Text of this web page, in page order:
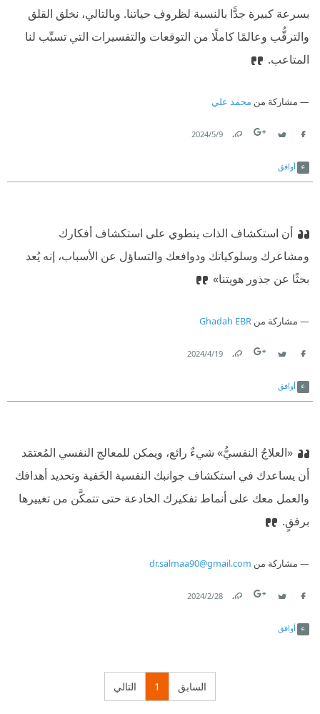
بسرعة كبيرة جدًّا بالنسبة لظروف حياتنا. وبالتالي، نخلق القلق
والترقُّب وعالمًا كاملًا من التوقعات والتفسيرات التي تسبِّب لنا
المتاعب.
مشاركة من محمد علي
9‏/5‏/2024
أوافق
أن استكشاف الذات ينطوي على استكشاف أفكارك
ومشاعرك وسلوكياتك ودوافعك والتساؤل عن الأسباب، إنه يُعد
بحثًا عن جذور هويتنا»
مشاركة من Ghadah EBR
19‏/4‏/2024
أوافق
«العلاجُ النفسيُّ» شيءٌ رائع، ويمكن للمعالج النفسي المُعتمَد
أن يساعدك في استكشاف جوانبك النفسية الخَفية وتحديد أهدافك
والعمل معك على أنماط تفكيرك الخادعة حتى تتمكَّن من تغييرها
برفقٍ.
مشاركة من dr.salmaa90@gmail.com
28‏/2‏/2024
أوافق
السابق 1 التالي